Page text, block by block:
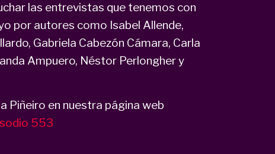
las entrevistas que tenemos con
por autores como Isabel Allende,
Gabriela Cabezón Cámara, Carla
Ampuero, Néstor Perlongher y
Piñeiro en nuestra página web
553